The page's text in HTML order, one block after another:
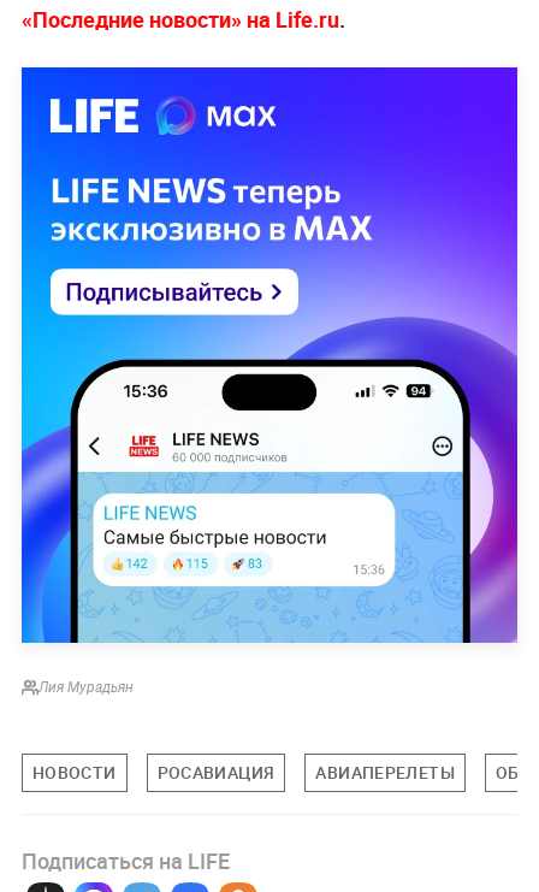
«Последние новости» на Life.ru.
Лия Мурадьян
НОВОСТИ РОСАВИАЦИЯ АВИАПЕРЕЛЕТЫ
Подписаться на LIFE